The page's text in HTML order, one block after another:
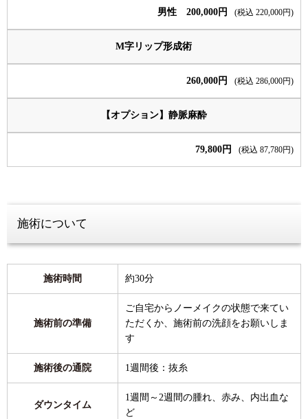
男性 200,000円 (税込 220,000円)
M字リップ形成術
260,000円 (税込 286,000円)
【オプション】静脈麻酔
79,800円 (税込 87,780円)
施術について
施術時間 約30分
施術前の準備
ご自宅からノーメイクの状態で来てい
ただくか、施術前の洗顔をお願いしま
す
施術後の通院 1週間後：抜糸
ダウンタイム
1週間～2週間の腫れ、赤み、内出血な
ど